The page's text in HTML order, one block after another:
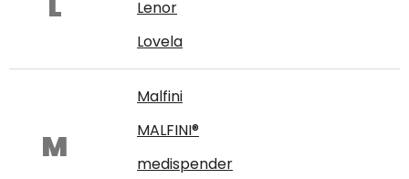
Lenor
Lovela
M
Malfini
MALFINI®
medispender